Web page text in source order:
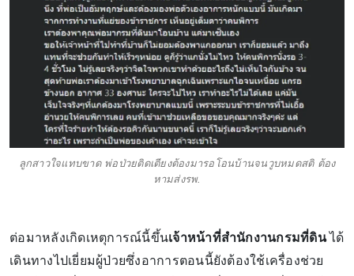
ลูกสาวใจแทบขาด พ่อป่วยติดเตียงต้องมารอโอนบ้านจนวูบหมดสติ ต้อง
หามส่งรพ.
ต่อมาหลังเกิดเหตุการณ์นี้ขึ้นเจ้าหน้าที่สำนักงานกรมที่ดินได้
เดินทางไปเยี่ยมผู้ป่วยซึ่งอาการตอนนี้ยังต้องใช้เครื่องช่วย